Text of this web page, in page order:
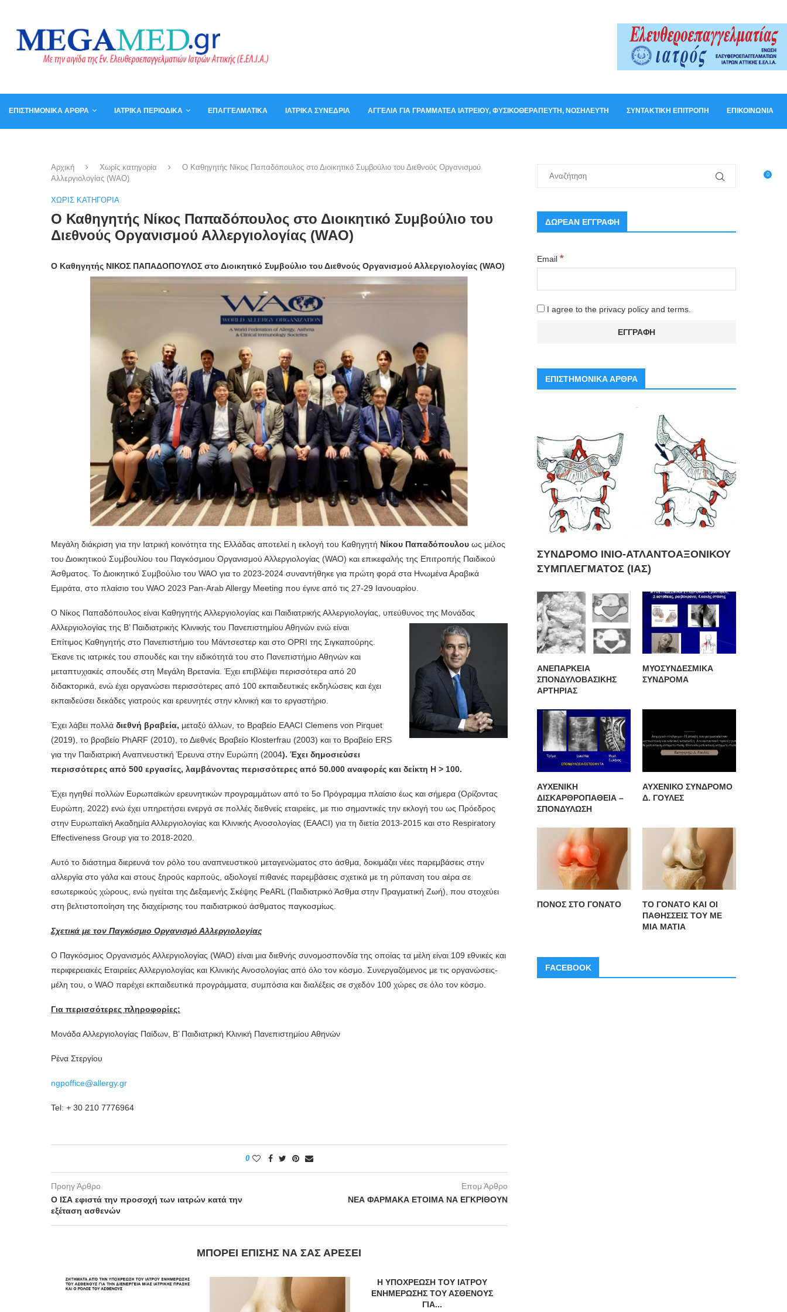
ΕΠΙΣΤΗΜΟΝΙΚΆ ΆΡΘΡΑ ΙΑΤΡΙΚΆ ΠΕΡΙΟΔΙΚΆ ΕΠΑΓΓΕΛΜΑΤΙΚΆ ΙΑΤΡΙΚΆ ΣΥΝΈΔΡΙΑ ΑΓΓΕΛΊΑ ΓΙΑ ΓΡΑΜΜΑΤΈΑ ΙΑΤΡΕΊΟΥ, ΦΥΣΙΚΟΘΕΡΑΠΕΥΤΉ, ΝΟΣΗΛΕΥΤΉ ΣΥΝΤΑΚΤΙΚΉ ΕΠΙΤΡΟΠΉ ΕΠΙΚΟΙΝΩΝΊΑ
0
Αρχική Χωρίς κατηγορία
Ο Καθηγητής Νίκος Παπαδόπουλος στο Διοικητικό Συμβούλιο του Διεθνούς Οργανισμού
Αλλεργιολογίας (WAO)
ΧΩΡΊΣ ΚΑΤΗΓΟΡΊΑ
Ο Καθηγητής Νίκος Παπαδόπουλος στο Διοικητικό Συμβούλιο του
Διεθνούς Οργανισμού Αλλεργιολογίας (WAO)
Ο Καθηγητής ΝΙΚΟΣ ΠΑΠΑΔΟΠΟΥΛΟΣ στο Διοικητικό Συμβούλιο του Διεθνούς Οργανισμού Αλλεργιολογίας (WAO)
Μεγάλη διάκριση για την Ιατρική κοινότητα της Ελλάδας αποτελεί η εκλογή του Καθηγητή Νίκου Παπαδόπουλου ως μέλος
του Διοικητικού Συμβουλίου του Παγκόσμιου Οργανισμού Αλλεργιολογίας (WAO) και επικεφαλής της Επιτροπής Παιδικού
Άσθματος. Το Διοικητικό Συμβούλιο του WAO για το 2023-2024 συναντήθηκε για πρώτη φορά στα Ηνωμένα Αραβικά
Εμιράτα, στο πλαίσιο του WAO 2023 Pan-Arab Allergy Meeting που έγινε από τις 27-29 Ιανουαρίου.
Ο Νίκος Παπαδόπουλος είναι Καθηγητής Αλλεργιολογίας και Παιδιατρικής Αλλεργιολογίας, υπεύθυνος της Μονάδας
Αλλεργιολογίας της Β’ Παιδιατρικής Κλινικής του Πανεπιστημίου Αθηνών ενώ είναι
Επίτιμος Καθηγητής στο Πανεπιστήμιο του Μάντσεστερ και στο OPRI της Σιγκαπούρης.
Έκανε τις ιατρικές του σπουδές και την ειδικότητά του στο Πανεπιστήμιο Αθηνών και
μεταπτυχιακές σπουδές στη Μεγάλη Βρετανία. Έχει επιβλέψει περισσότερα από 20
διδακτορικά, ενώ έχει οργανώσει περισσότερες από 100 εκπαιδευτικές εκδηλώσεις και έχει
εκπαιδεύσει δεκάδες γιατρούς και ερευνητές στην κλινική και το εργαστήριο.
Έχει λάβει πολλά διεθνή βραβεία, μεταξύ άλλων, το Βραβείο EAACI Clemens von Pirquet
(2019), το βραβείο PhARF (2010), το Διεθνές Βραβείο Klosterfrau (2003) και το Βραβείο ERS
για την Παιδιατρική Αναπνευστική Έρευνα στην Ευρώπη (2004). Έχει δημοσιεύσει
περισσότερες από 500 εργασίες, λαμβάνοντας περισσότερες από 50.000 αναφορές και δείκτη Η > 100.
Έχει ηγηθεί πολλών Ευρωπαϊκών ερευνητικών προγραμμάτων από το 5ο Πρόγραμμα πλαίσιο έως και σήμερα (Ορίζοντας
Ευρώπη, 2022) ενώ έχει υπηρετήσει ενεργά σε πολλές διεθνείς εταιρείες, με πιο σημαντικές την εκλογή του ως Πρόεδρος
στην Ευρωπαϊκή Ακαδημία Αλλεργιολογίας και Κλινικής Ανοσολογίας (EAACI) για τη διετία 2013-2015 και στο Respiratory
Effectiveness Group για το 2018-2020.
Αυτό το διάστημα διερευνά τον ρόλο του αναπνευστικού μεταγενώματος στο άσθμα, δοκιμάζει νέες παρεμβάσεις στην
αλλεργία στο γάλα και στους ξηρούς καρπούς, αξιολογεί πιθανές παρεμβάσεις σχετικά με τη ρύπανση του αέρα σε
εσωτερικούς χώρους, ενώ ηγείται της Δεξαμενής Σκέψης PeARL (Παιδιατρικό Άσθμα στην Πραγματική Ζωή), που στοχεύει
στη βελτιστοποίηση της διαχείρισης του παιδιατρικού άσθματος παγκοσμίως.
Σχετικά με τον Παγκόσμιο Οργανισμό Αλλεργιολογίας
Ο Παγκόσμιος Οργανισμός Αλλεργιολογίας (WAO) είναι μια διεθνής συνομοσπονδία της οποίας τα μέλη είναι 109 εθνικές και
περιφερειακές Εταιρείες Αλλεργιολογίας και Κλινικής Ανοσολογίας από όλο τον κόσμο. Συνεργαζόμενος με τις οργανώσεις-
μέλη του, ο WAO παρέχει εκπαιδευτικά προγράμματα, συμπόσια και διαλέξεις σε σχεδόν 100 χώρες σε όλο τον κόσμο.
Για περισσότερες πληροφορίες:
Μονάδα Αλλεργιολογίας Παίδων, Β’ Παιδιατρική Κλινική Πανεπιστημίου Αθηνών
Ρένα Στεργίου
ngpoffice@allergy.gr
Tel: + 30 210 7776964
0
Προηγ Άρθρο
Ο ΙΣΑ εφιστά την προσοχή των ιατρών κατά την
εξέταση ασθενών
Επομ Άρθρο
ΝΕΑ ΦΑΡΜΑΚΑ ΕΤΟΙΜΑ ΝΑ ΕΓΚΡΙΘΟΥΝ
ΜΠΟΡΕΊ ΕΠΊΣΗΣ ΝΑ ΣΑΣ ΑΡΈΣΕΙ
Η ΥΠΟΧΡΕΩΣΗ ΤΟΥ ΙΑΤΡΟΥ
ΕΝΗΜΕΡΩΣΗΣ ΤΟΥ ΑΣΘΕΝΟΥΣ
ΓΙΑ...
ΔΩΡΕΑΝ ΕΓΓΡΑΦΗ
Email *
I agree to the privacy policy and terms.
ΕΠΙΣΤΗΜΟΝΙΚΑ ΑΡΘΡΑ
ΣΥΝΔΡΟΜΟ ΙΝΙΟ-ΑΤΛΑΝΤΟΑΞΟΝΙΚΟΥ
ΣΥΜΠΛΕΓΜΑΤΟΣ (ΙΑΣ)
ΑΝΕΠΑΡΚΕΙΑ
ΣΠΟΝΔΥΛΟΒΑΣΙΚΗΣ
ΑΡΤΗΡΙΑΣ
ΜΥΟΣΥΝΔΕΣΜΙΚΑ
ΣΥΝΔΡΟΜΑ
ΑΥΧΕΝΙΚΗ
ΔΙΣΚΑΡΘΡΟΠΑΘΕΙΑ –
ΣΠΟΝΔΥΛΩΣΗ
ΑΥΧΕΝΙΚΟ ΣΥΝΔΡΟΜΟ
Δ. ΓΟΥΛΕΣ
ΠΟΝΟΣ ΣΤΟ ΓΟΝΑΤΟ
ΤΟ ΓΟΝΑΤΟ ΚΑΙ ΟΙ
ΠΑΘΗΣΣΕΙΣ ΤΟΥ ΜΕ
ΜΙΑ ΜΑΤΙΑ
FACEBOOK